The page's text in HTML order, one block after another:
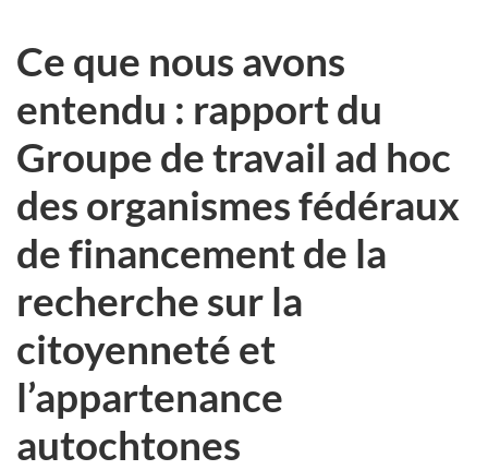
Ce que nous avons
entendu : rapport du
Groupe de travail ad hoc
des organismes fédéraux
de financement de la
recherche sur la
citoyenneté et
l’appartenance
autochtones